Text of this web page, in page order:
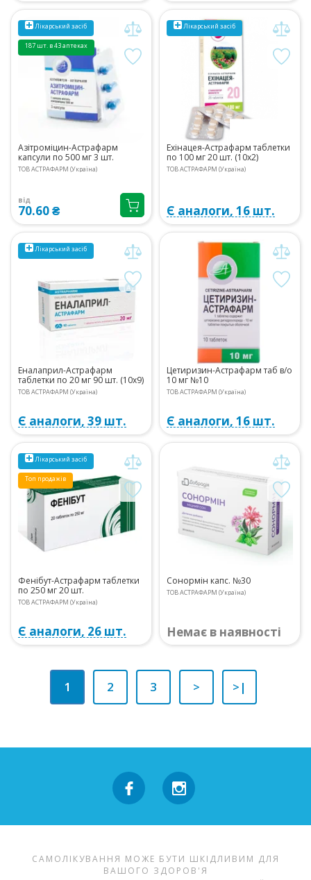
Лікарський засіб
187 шт. в 43 аптеках
Азітроміцин-Астрафарм
капсули по 500 мг 3 шт.
ТОВ АСТРАФАРМ (Україна)
від
70.60 ₴
Лікарський засіб
Ехінацея-Астрафарм таблетки
по 100 мг 20 шт. (10х2)
ТОВ АСТРАФАРМ (Україна)
Є аналоги, 16 шт.
Лікарський засіб
Еналаприл-Астрафарм
таблетки по 20 мг 90 шт. (10х9)
ТОВ АСТРАФАРМ (Україна)
Є аналоги, 39 шт.
Цетиризин-Астрафарм таб в/о
10 мг №10
ТОВ АСТРАФАРМ (Україна)
Є аналоги, 16 шт.
Лікарський засіб
Топ продажів
Фенібут-Астрафарм таблетки
по 250 мг 20 шт.
ТОВ АСТРАФАРМ (Україна)
Є аналоги, 26 шт.
Сонормін капс. №30
ТОВ АСТРАФАРМ (Україна)
Немає в наявності
1 2 3 > >|
САМОЛІКУВАННЯ МОЖЕ БУТИ ШКІДЛИВИМ ДЛЯ
ВАШОГО ЗДОРОВ'Я